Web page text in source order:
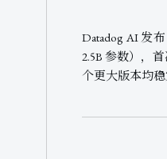
Datadog AI 发
2.5B 参数），
个更大版本均稳